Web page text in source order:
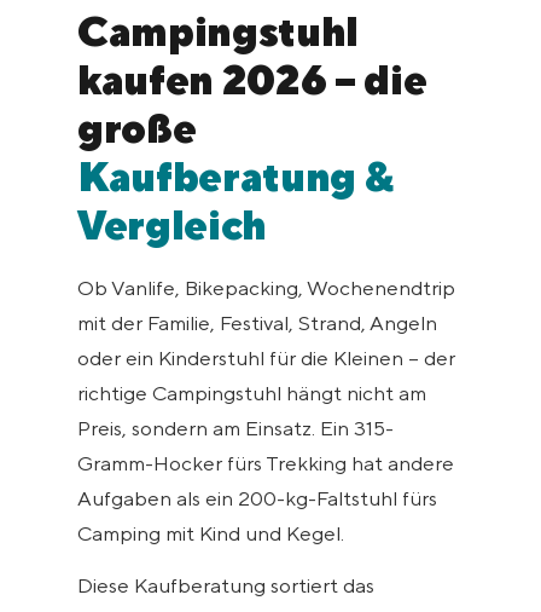
Campingstuhl
kaufen 2026 – die
große
Kaufberatung &
Vergleich
Ob Vanlife, Bikepacking, Wochenendtrip
mit der Familie, Festival, Strand, Angeln
oder ein Kinderstuhl für die Kleinen – der
richtige Campingstuhl hängt nicht am
Preis, sondern am Einsatz. Ein 315-
Gramm-Hocker fürs Trekking hat andere
Aufgaben als ein 200-kg-Faltstuhl fürs
Camping mit Kind und Kegel.
Diese Kaufberatung sortiert das